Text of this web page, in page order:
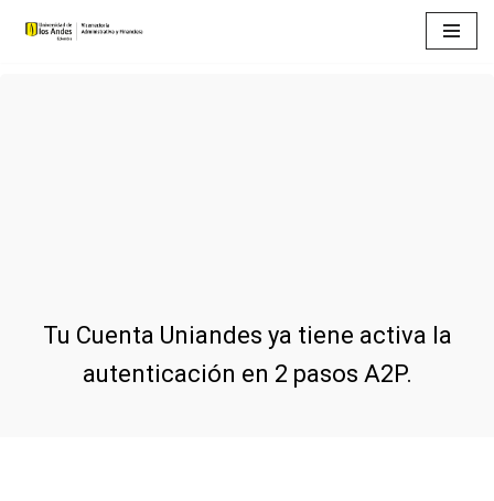
Tu Cuenta Uniandes ya tiene activa la
autenticación en 2 pasos A2P.